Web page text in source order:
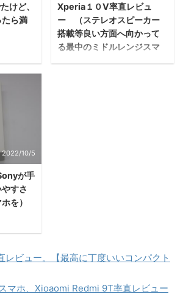
けど、
ら満
Xperia１０Ⅴ率直レビュ
ー （ステレオスピーカー
搭載等良い方面へ向かって
る最中のミドルレンジスマ
2022/10/5
が手
すさ
を）
レビュー。【最高に丁度いいコンパクト
マホ、Xioaomi Redmi 9T率直レビュー